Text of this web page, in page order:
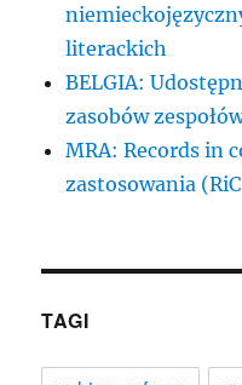
literackich
BELGIA:
zasobów
MRA: Records in
zastosowania
TAGI